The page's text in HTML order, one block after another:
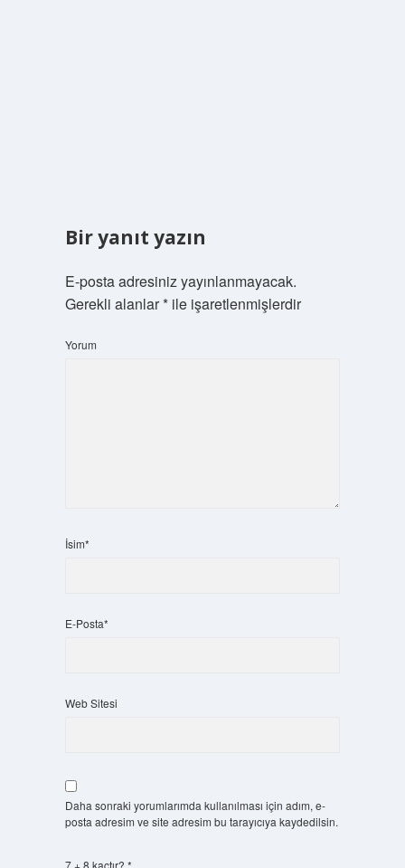
Bir yanıt yazın
E-posta adresiniz yayınlanmayacak.
Gerekli alanlar*ile işaretlenmişlerdir
Yorum
İsim*
E-Posta*
Web Sitesi
Daha sonraki yorumlarımda kullanılması için adım, e-
posta adresim ve site adresim bu tarayıcıya kaydedilsin.
7 + 8 kaçtır? *